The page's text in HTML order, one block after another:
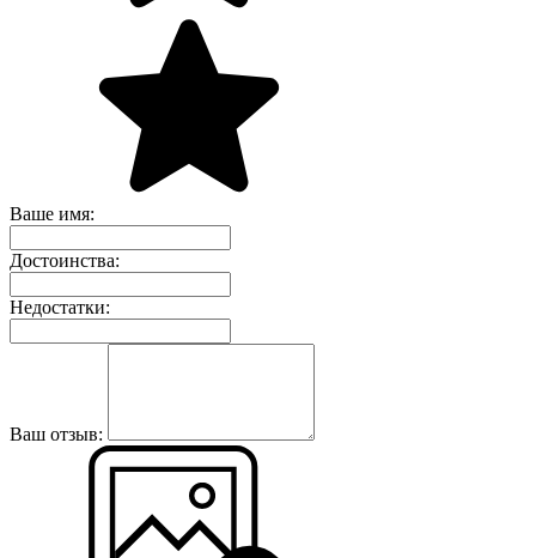
Ваше имя:
Достоинства:
Недостатки:
Ваш отзыв: